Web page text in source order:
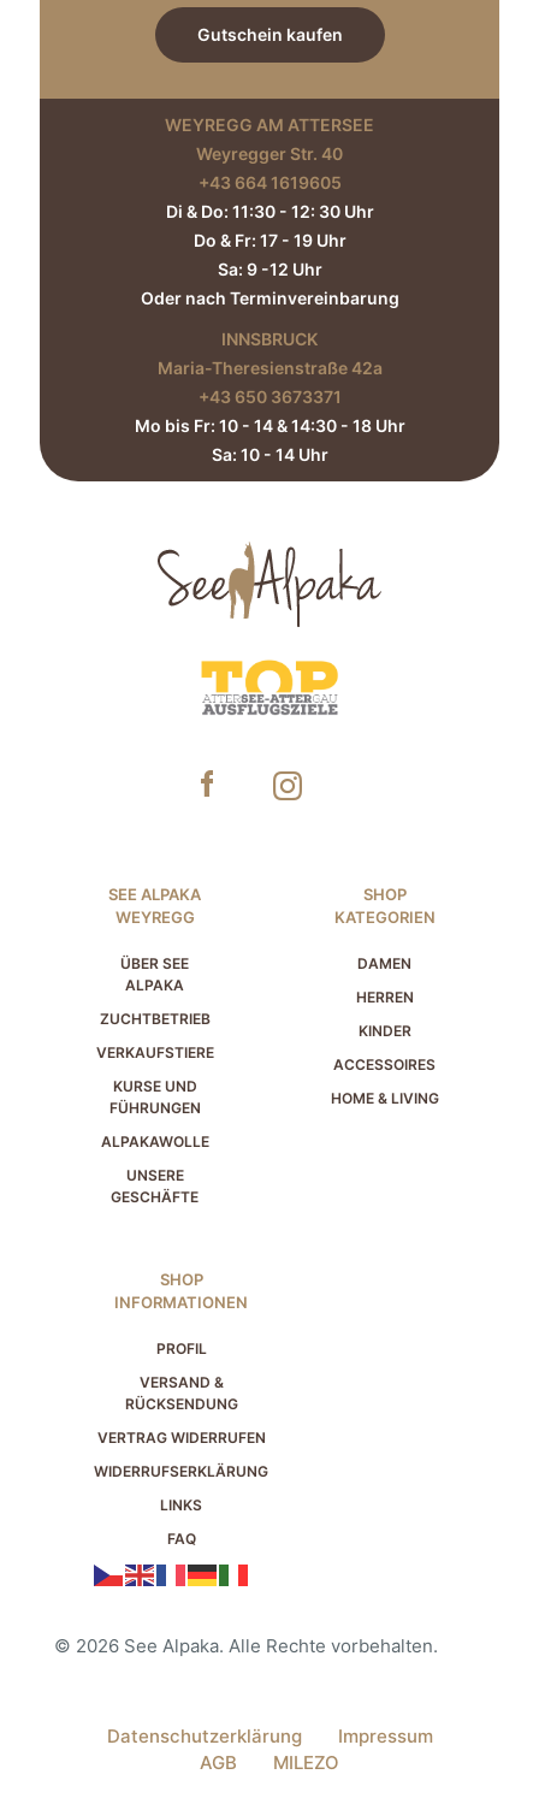
Gutschein kaufen
WEYREGG AM ATTERSEE
Weyregger Str. 40
+43 664 1619605‬
Di & Do: 11:30 - 12: 30 Uhr
Do & Fr: 17 - 19 Uhr
Sa: 9 -12 Uhr
Oder nach Terminvereinbarung
INNSBRUCK
Maria-Theresienstraße 42a
+43 650 3673371‬
Mo bis Fr: 10 - 14 & 14:30 - 18 Uhr
Sa: 10 - 14 Uhr​
SEE ALPAKA
WEYREGG
ÜBER SEE
ALPAKA
ZUCHTBETRIEB
VERKAUFSTIERE
KURSE UND
FÜHRUNGEN
ALPAKAWOLLE
UNSERE
GESCHÄFTE
SHOP
KATEGORIEN
DAMEN
HERREN
KINDER
ACCESSOIRES
HOME & LIVING
SHOP
INFORMATIONEN
PROFIL
VERSAND &
RÜCKSENDUNG
VERTRAG WIDERRUFEN
WIDERRUFSERKLÄRUNG
LINKS
FAQ
© 2026 See Alpaka. Alle Rechte vorbehalten.
Datenschutzerklärung
Impressum
AGB
MILEZO